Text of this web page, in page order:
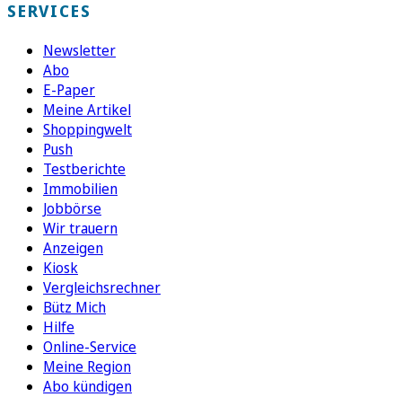
SERVICES
Newsletter
Abo
E-Paper
Meine Artikel
Shoppingwelt
Push
Testberichte
Immobilien
Jobbörse
Wir trauern
Anzeigen
Kiosk
Vergleichsrechner
Bütz Mich
Hilfe
Online-Service
Meine Region
Abo kündigen